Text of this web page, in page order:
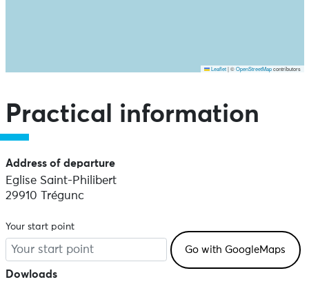
Leaflet |©OpenStreetMapcontributors
Practical information
Address of departure
Eglise Saint-Philibert
29910 Trégunc
Your start point
Dowloads